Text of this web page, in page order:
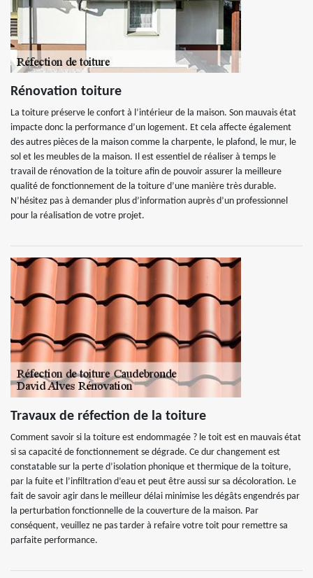
Rénovation toiture
La toiture préserve le confort à l’intérieur de la maison. Son mauvais état
impacte donc la performance d’un logement. Et cela affecte également
des autres pièces de la maison comme la charpente, le plafond, le mur, le
sol et les meubles de la maison. Il est essentiel de réaliser à temps le
travail de rénovation de la toiture afin de pouvoir assurer la meilleure
qualité de fonctionnement de la toiture d’une manière très durable.
N’hésitez pas à demander plus d’information auprès d’un professionnel
pour la réalisation de votre projet.
Travaux de réfection de la toiture
Comment savoir si la toiture est endommagée ? le toit est en mauvais état
si sa capacité de fonctionnement se dégrade. Ce dur changement est
constatable sur la perte d’isolation phonique et thermique de la toiture,
par la fuite et l’infiltration d’eau et peut être aussi sur sa décoloration. Le
fait de savoir agir dans le meilleur délai minimise les dégâts engendrés par
la perturbation fonctionnelle de la couverture de la maison. Par
conséquent, veuillez ne pas tarder à refaire votre toit pour remettre sa
parfaite performance.